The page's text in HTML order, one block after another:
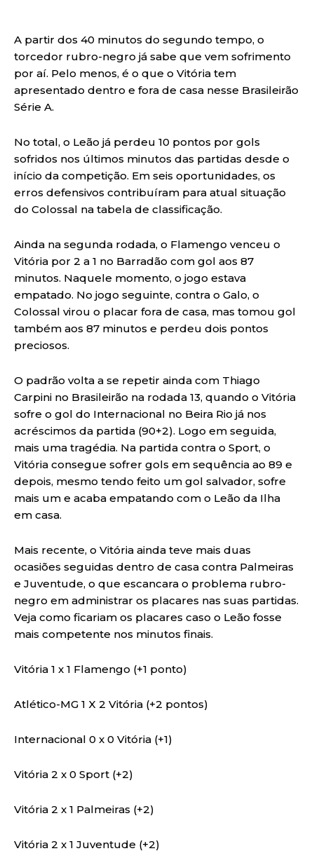
A partir dos 40 minutos do segundo tempo, o
torcedor rubro-negro já sabe que vem sofrimento
por aí. Pelo menos, é o que o Vitória tem
apresentado dentro e fora de casa nesse Brasileirão
Série A.
No total, o Leão já perdeu 10 pontos por gols
sofridos nos últimos minutos das partidas desde o
início da competição. Em seis oportunidades, os
erros defensivos contribuíram para atual situação
do Colossal na tabela de classificação.
Ainda na segunda rodada, o Flamengo venceu o
Vitória por 2 a 1 no Barradão com gol aos 87
minutos. Naquele momento, o jogo estava
empatado. No jogo seguinte, contra o Galo, o
Colossal virou o placar fora de casa, mas tomou gol
também aos 87 minutos e perdeu dois pontos
preciosos.
O padrão volta a se repetir ainda com Thiago
Carpini no Brasileirão na rodada 13, quando o Vitória
sofre o gol do Internacional no Beira Rio já nos
acréscimos da partida (90+2). Logo em seguida,
mais uma tragédia. Na partida contra o Sport, o
Vitória consegue sofrer gols em sequência ao 89 e
depois, mesmo tendo feito um gol salvador, sofre
mais um e acaba empatando com o Leão da Ilha
em casa.
Mais recente, o Vitória ainda teve mais duas
ocasiões seguidas dentro de casa contra Palmeiras
e Juventude, o que escancara o problema rubro-
negro em administrar os placares nas suas partidas.
Veja como ficariam os placares caso o Leão fosse
mais competente nos minutos finais.
Vitória 1 x 1 Flamengo (+1 ponto)
Atlético-MG 1 X 2 Vitória (+2 pontos)
Internacional 0 x 0 Vitória (+1)
Vitória 2 x 0 Sport (+2)
Vitória 2 x 1 Palmeiras (+2)
Vitória 2 x 1 Juventude (+2)